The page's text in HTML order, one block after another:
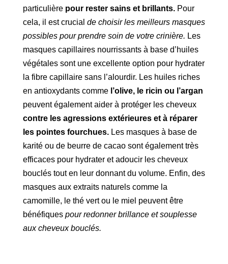
particulière pour rester sains et brillants.Pour
cela, il est crucial de choisir les meilleurs masques
possibles pour prendre soin de votre crinière. Les
masques capillaires nourrissants à base d’huiles
végétales sont une excellente option pour hydrater
la fibre capillaire sans l’alourdir. Les huiles riches
en antioxydants commel’olive, le ricin ou l’argan
peuvent également aider à protéger les cheveux
contre les agressions extérieures et à réparer
les pointes fourchues.Les masques à base de
karité ou de beurre de cacao sont également très
efficaces pour hydrater et adoucir les cheveux
bouclés tout en leur donnant du volume. Enfin, des
masques aux extraits naturels comme la
camomille, le thé vert ou le miel peuvent être
bénéfiques pour redonner brillance et souplesse
aux cheveux bouclés.